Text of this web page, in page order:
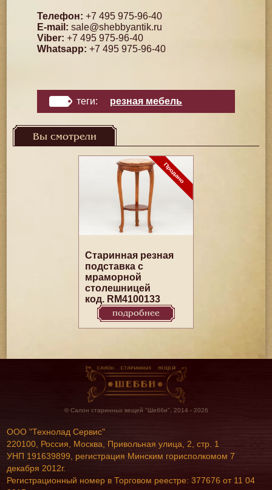
Телефон: +7 495 975-96-40
E-mail: sale@shebbyantik.ru
Viber: +7 495 975-96-40
Whatsapp: +7 495 975-96-40
теги: резная мебель
Вы смотрели
Старинная резная
подставка с
мраморной
столешницей
код. RM4100133
подробнее
© Салон старинных вещей "Шебби", 2014 - 2026
ООО "Технолад Сервис"
220100, Россия, Москва, Привольная улица, 2, стр. 1
УНП 191639899, регистрация Минским горисполкомом 7
декабря 2012г.
Регистрационный номер в Торговом реестре: 377676 от 11 04